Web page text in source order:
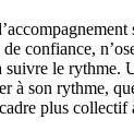
confiance,
suivre le rythme.
à son rythme,
plus collectif